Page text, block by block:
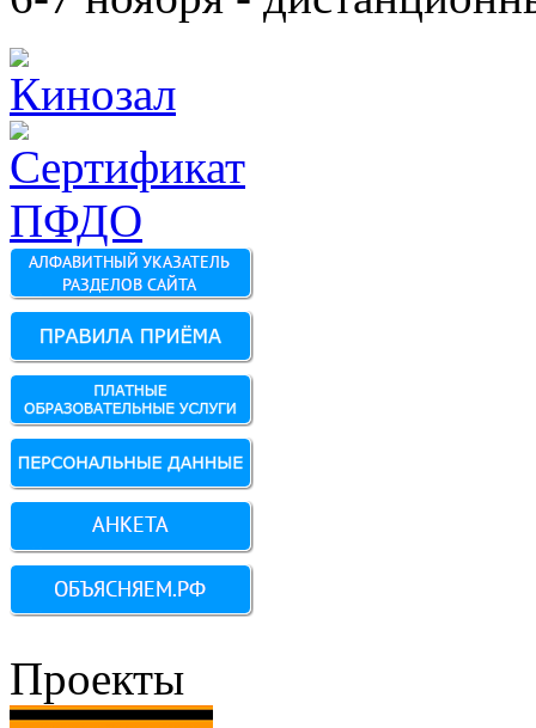
Проекты